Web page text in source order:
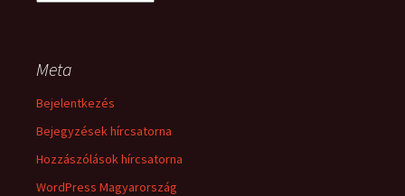
Meta
Bejelentkezés
Bejegyzések hírcsatorna
Hozzászólások hírcsatorna
WordPress Magyarország